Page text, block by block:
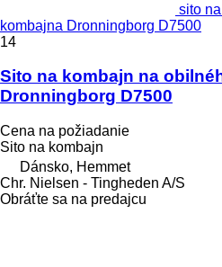
sito
kombajna Dronningborg D7500
14
Sito na kombajn na
Dronningborg D7500
Cena na požiadanie
Sito na kombajn
Dánsko, Hemmet
Chr. Nielsen - Tingheden A/S
Obráťte sa na predajcu